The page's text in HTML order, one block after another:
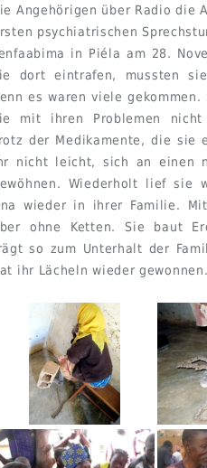
Angehörigen über Radio die
psychiatrischen
in Piéla am 28.
dort eintrafen, mussten
es waren viele gekommen.
mit ihren Problemen
der Medikamente, die sie
nicht leicht, sich an einen
Wiederholt lief sie
wieder in ihrer Familie.
ohne Ketten. Sie baut
so zum Unterhalt der
ihr Lächeln wieder